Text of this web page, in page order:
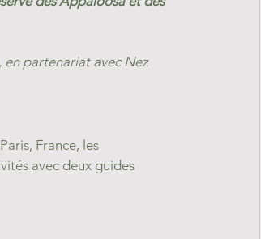
en partenariat avec Nez
France, les
avec deux guides